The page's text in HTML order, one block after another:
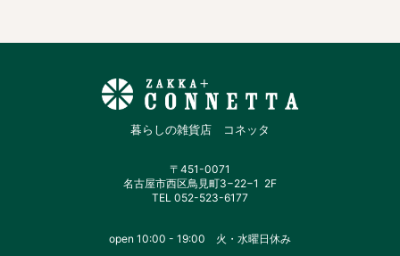
暮らしの雑貨店 コネッタ
〒451-0071
名古屋市西区鳥見町3−22−1 2F
TEL 052-523-6177
open 10:00 - 19:00 火・水曜日休み